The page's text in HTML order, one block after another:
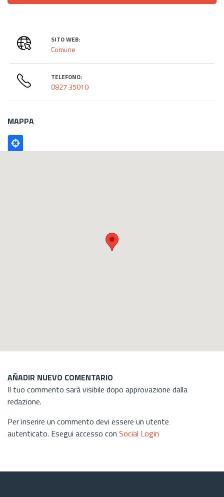
SITO WEB:
Comune
TELEFONO:
0827 35010
MAPPA
Poligono
GEO
AÑADIR NUEVO COMENTARIO
Il tuo commento sarà visibile dopo approvazione dalla
redazione.
Per inserire un commento devi essere un utente
autenticato. Esegui accesso con Social Login